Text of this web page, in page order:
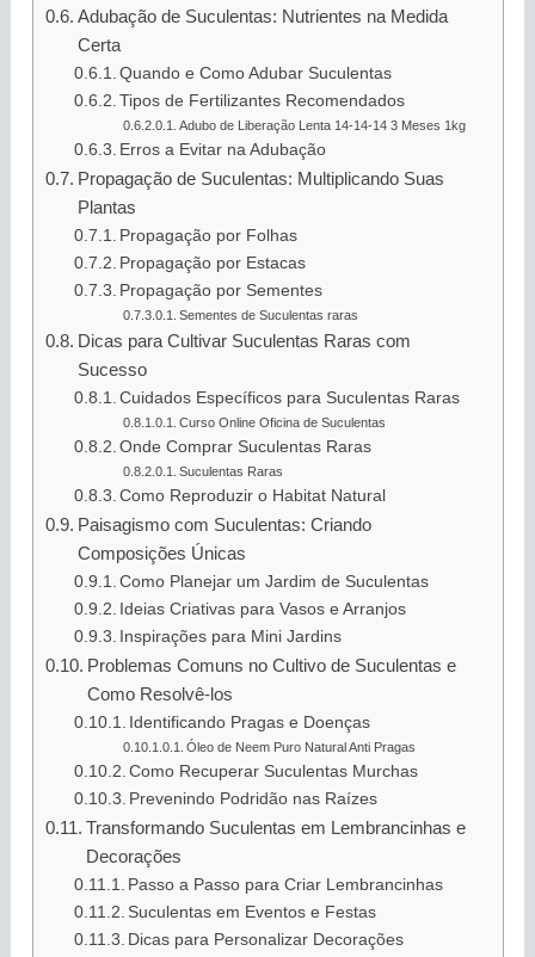
Adubação de Suculentas: Nutrientes na Medida
Certa
Quando e Como Adubar Suculentas
Tipos de Fertilizantes Recomendados
Adubo de Liberação Lenta 14-14-14 3 Meses 1kg
Erros a Evitar na Adubação
Propagação de Suculentas: Multiplicando Suas
Plantas
Propagação por Folhas
Propagação por Estacas
Propagação por Sementes
Sementes de Suculentas raras
Dicas para Cultivar Suculentas Raras com
Sucesso
Cuidados Específicos para Suculentas Raras
Curso Online Oficina de Suculentas
Onde Comprar Suculentas Raras
Suculentas Raras
Como Reproduzir o Habitat Natural
Paisagismo com Suculentas: Criando
Composições Únicas
Como Planejar um Jardim de Suculentas
Ideias Criativas para Vasos e Arranjos
Inspirações para Mini Jardins
Problemas Comuns no Cultivo de Suculentas e
Como Resolvê-los
Identificando Pragas e Doenças
Óleo de Neem Puro Natural Anti Pragas
Como Recuperar Suculentas Murchas
Prevenindo Podridão nas Raízes
Transformando Suculentas em Lembrancinhas e
Decorações
Passo a Passo para Criar Lembrancinhas
Suculentas em Eventos e Festas
Dicas para Personalizar Decorações